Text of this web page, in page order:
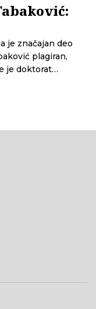
je značajan deo
plagiran,
je doktorat